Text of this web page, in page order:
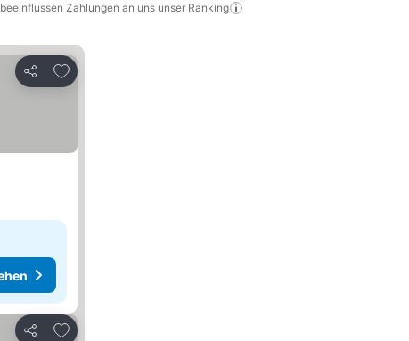
Zahlungen an uns unser Ranking
Teilen
Zu Favoriten hinzufügen
Zu Favoriten hinzufügen